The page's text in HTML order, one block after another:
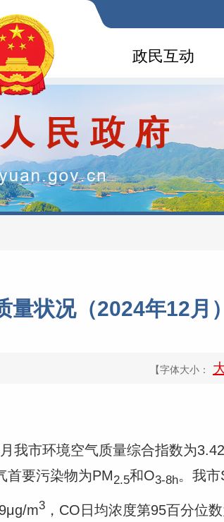
政民互动
状况（2024年12月）
【字体大小：
市环境空气质量综合指数为
首要污染物为PM2.5和O3-8h。我市
m3 ，CO日均浓度第95百分位